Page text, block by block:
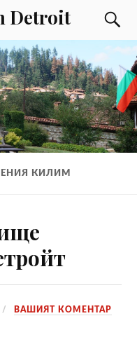
Detroit
КИЛИМ
ВАШИЯТ КОМЕНТАР